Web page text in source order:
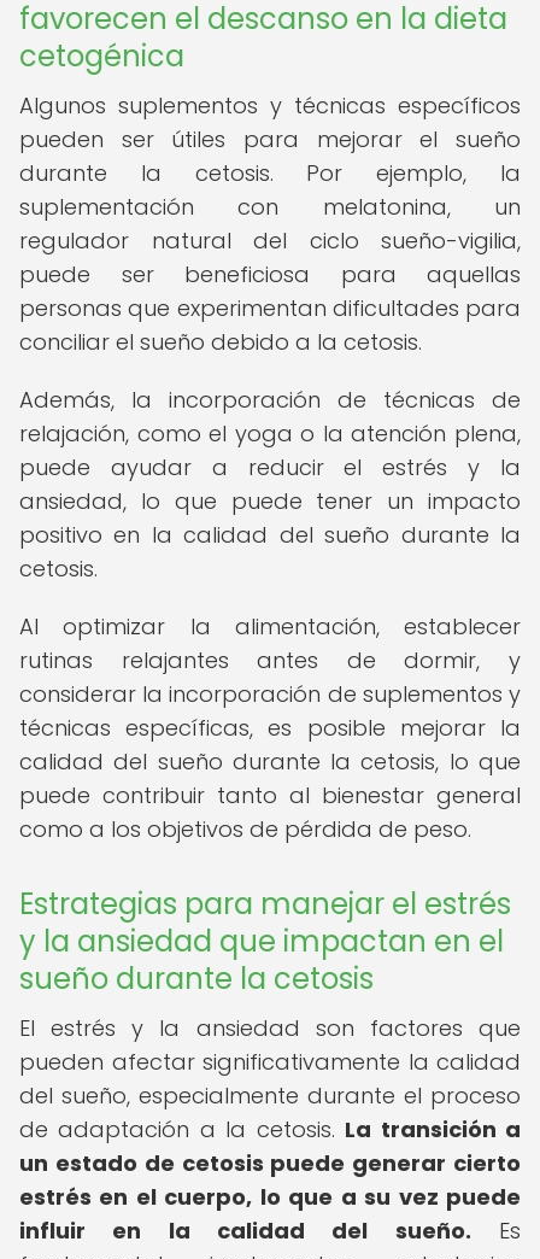
favorecen el descanso en la dieta
cetogénica
Algunos suplementos y técnicas específicos
pueden ser útiles para mejorar el sueño
durante la cetosis. Por ejemplo, la
suplementación con melatonina, un
regulador natural del ciclo sueño-vigilia,
puede ser beneficiosa para aquellas
personas que experimentan dificultades para
conciliar el sueño debido a la cetosis.
Además, la incorporación de técnicas de
relajación, como el yoga o la atención plena,
puede ayudar a reducir el estrés y la
ansiedad, lo que puede tener un impacto
positivo en la calidad del sueño durante la
cetosis.
Al optimizar la alimentación, establecer
rutinas relajantes antes de dormir, y
considerar la incorporación de suplementos y
técnicas específicas, es posible mejorar la
calidad del sueño durante la cetosis, lo que
puede contribuir tanto al bienestar general
como a los objetivos de pérdida de peso.
Estrategias para manejar el estrés
y la ansiedad que impactan en el
sueño durante la cetosis
El estrés y la ansiedad son factores que
pueden afectar significativamente la calidad
del sueño, especialmente durante el proceso
de adaptación a la cetosis. La transición a
un estado de cetosis puede generar cierto
estrés en el cuerpo, lo que a su vez puede
influir en la calidad del sueño. Es